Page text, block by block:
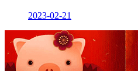
2023-02-21